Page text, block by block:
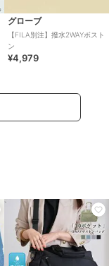
グローブ
【FILA別注】撥水2WAYボスト
ン
¥4,979